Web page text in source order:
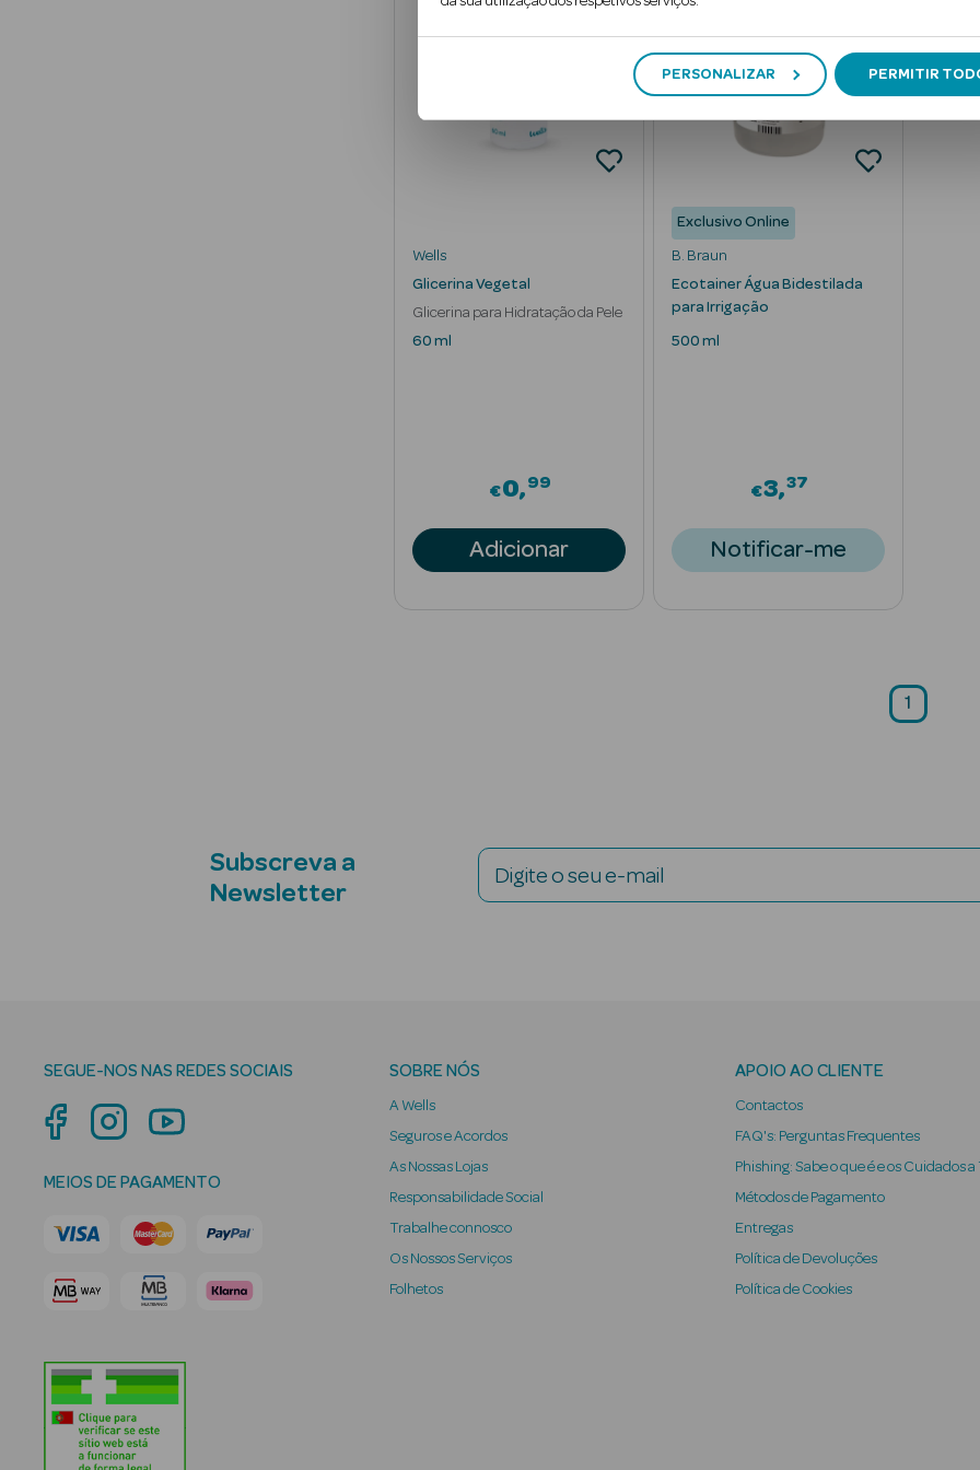
PERSONALIZAR PERMITIR
Wells
Glicerina Vegetal
Glicerina para Hidratação da Pele
60 ml
€0 99
Adicionar
Exclusivo Online
B. Braun
Ecotainer Água Bidestilada
para Irrigação
500 ml
€3 37
Notificar-me
1
Subscreva a
Newsletter
Digite o seu e-mail
SEGUE-NOS NAS REDES SOCIAIS
MEIOS DE PAGAMENTO
SOBRE NÓS
A Wells
Seguros e Acordos
As Nossas Lojas
Responsabilidade Social
Trabalhe connosco
Os Nossos Serviços
Folhetos
APOIO AO CLIENTE
Contactos
FAQ's: Perguntas Frequentes
Phishing: Sabe o que é e os Cuidados a
Métodos de Pagamento
Entregas
Política de Devoluções
Política de Cookies